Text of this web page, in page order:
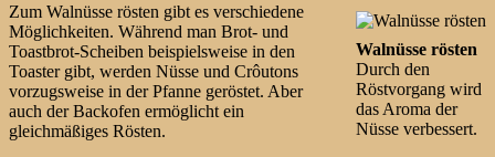
Walnüsse rösten
Durch den
Röstvorgang wird
das Aroma der
Nüsse verbessert.
Zum Walnüsse rösten gibt es verschiedene
Möglichkeiten. Während man Brot- und
Toastbrot-Scheiben beispielsweise in den
Toaster gibt, werden Nüsse und Crôutons
vorzugsweise in der Pfanne geröstet. Aber
auch der Backofen ermöglicht ein
gleichmäßiges Rösten.